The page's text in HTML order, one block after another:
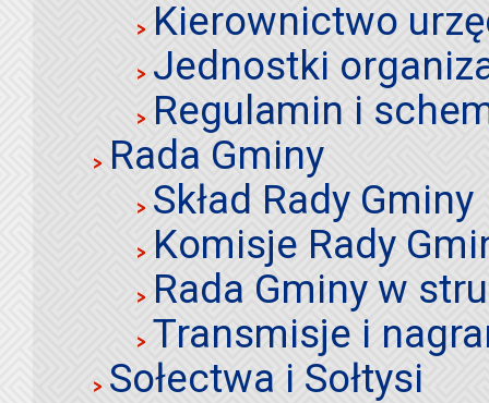
Kierownictwo
Jednostki
Regulamin i
Rada Gminy
Skład Rady Gminy
Komisje Rady
Rada Gminy w
Transmisje i
Sołectwa i Sołtysi